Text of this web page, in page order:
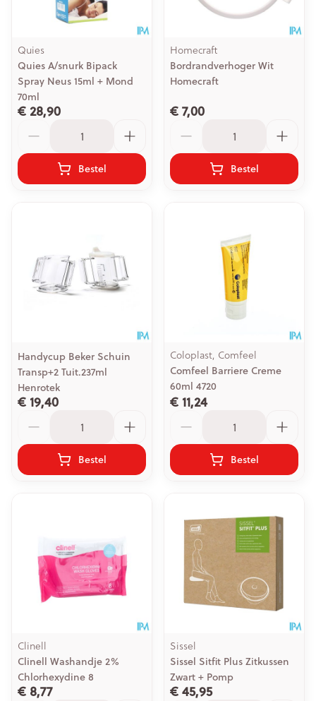
Quies
Quies A/snurk Bipack
Spray Neus 15ml + Mond
70ml
€ 28,90
Bestel
Homecraft
Bordrandverhoger Wit
Homecraft
€ 7,00
Bestel
Handycup Beker Schuin
Transp+2 Tuit.237ml
Henrotek
€ 19,40
Bestel
Coloplast, Comfeel
Comfeel Barriere Creme
60ml 4720
€ 11,24
Bestel
Clinell
Clinell Washandje 2%
Chlorhexydine 8
€ 8,77
Sissel
Sissel Sitfit Plus Zitkussen
Zwart + Pomp
€ 45,95